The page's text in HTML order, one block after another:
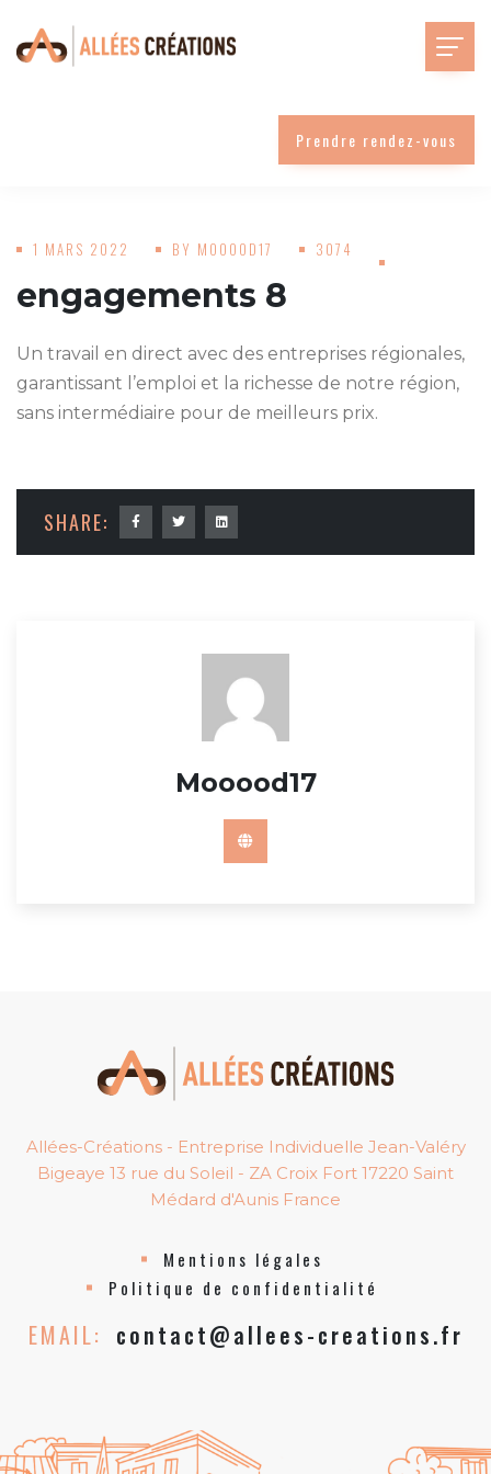
Prendre rendez-vous
1 MARS 2022 BY MOOOOD17 3074
engagements 8
Un travail en direct avec des entreprises régionales,
garantissant l’emploi et la richesse de notre région,
sans intermédiaire pour de meilleurs prix.
SHARE:
Mooood17
Allées-Créations - Entreprise Individuelle Jean-Valéry
Bigeaye 13 rue du Soleil - ZA Croix Fort 17220 Saint
Médard d'Aunis France
Mentions légales
Politique de confidentialité
EMAIL: contact@allees-creations.fr